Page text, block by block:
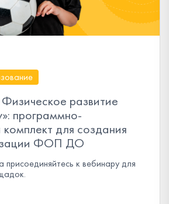
развитие
программно-
для создания
ФОП ДО
присоединяйтесь к вебинару для